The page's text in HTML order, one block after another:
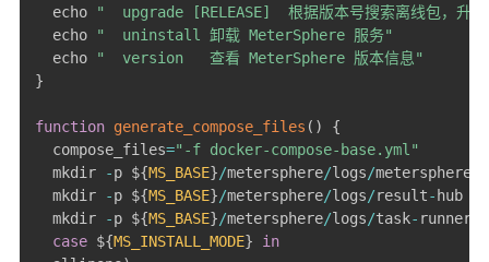
  echo
"  upgrade [RELEASE]  根据版本号搜索离线包，升
  echo
"  uninstall 卸载 MeterSphere 服务"
  echo
"  version   查看 MeterSphere 版本信息"
}
function generate_compose_files ( )
{
  compose_files
="-f docker-compose-base.yml"
  mkdir
-p ${MS_BASE}/metersphere/logs/metersphere
  mkdir
-p ${MS_BASE}/metersphere/logs/result- hub
  mkdir
-p ${MS_BASE}/metersphere/logs/task- runner
case ${MS_INSTALL_MODE}
in